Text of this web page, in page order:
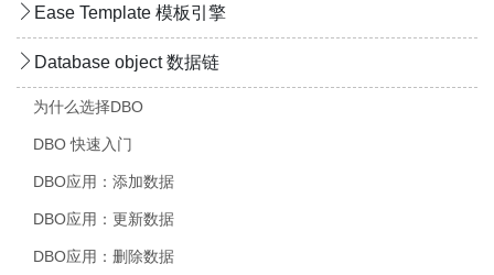
Ease Template 模板引擎
Database object 数据链
为什么选择DBO
DBO 快速入门
DBO应用：添加数据
DBO应用：更新数据
DBO应用：删除数据